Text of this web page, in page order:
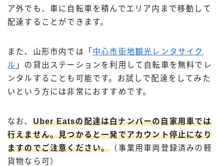
ア外でも、車に自転車を積んでエリア内まで移動して
配達することができます。
また、山形市内では「 中心市街地観光レンタサイク
ル 」の貸出ステーションを利用して自転車を無料でレ
ンタルすることも可能です。お試しで配達をしてみた
いという方には非常におすすめです。
なお、 Uber Eatsの配達は白ナンバーの自家用車では
行えません。見つかると一発でアカウント停止になり
ますのでご注意ください。 （事業用車両登録済みの軽
貨物なら可）